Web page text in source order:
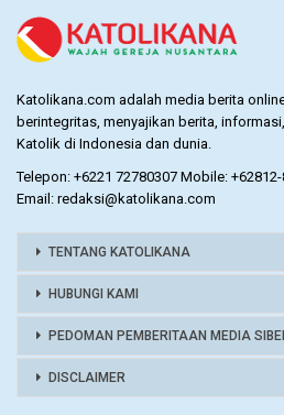
Katolikana.com adalah media berita
berintegritas, menyajikan berita,
Katolik di Indonesia dan dunia.
Telepon: +6221 72780307 Mobile:
Email: redaksi@katolikana.com
TENTANG KATOLIKANA
HUBUNGI KAMI
PEDOMAN PEMBERITAAN MEDIA
DISCLAIMER